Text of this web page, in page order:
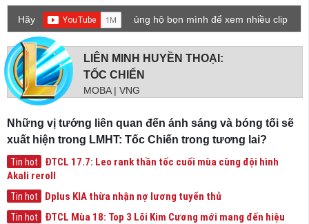
Hãy
ủng hộ bọn mình để xem nhiều clip
game mới hơn nhé!
LIÊN MINH HUYỀN THOẠI:
TỐC CHIẾN
MOBA | VNG
Những vị tướng liên quan đến ánh sáng và bóng tối sẽ
xuất hiện trong LMHT: Tốc Chiến trong tương lai?
Tin hot
ĐTCL 17.7: Leo rank thần tốc cuối mùa cùng đội hình
Akali reroll
Tin hot Dplus KIA thừa nhận nợ lương tuyển thủ
Tin hot
ĐTCL Mùa 18: Top 3 Lõi Kim Cương mới mang đến hiệu